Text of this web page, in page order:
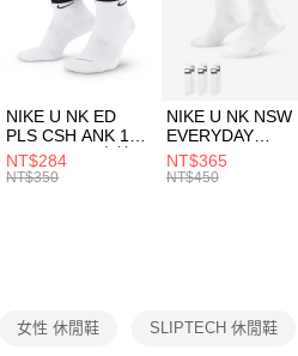
【「AFTEE先享後付」結帳流程】
１．於結帳方式選擇「AFTEE先享後付」後
付」結帳頁面，進行簡訊認證並確認金額後
２．訂單成立數日內，您將收到繳費通知簡訊
３．收到繳費通知簡訊後14天內，點擊此簡
／ATM／網路銀行／等多元方式進行付款，
※ 請注意：結帳手續完成當下不需立刻繳費
絡購買商品的店家。未經商家同意取消之訂
先享後付繳納相關費用。
１．透過由恩沛科技股份有限公司提供之「
交易，需依本服務之必要範圍內提供個人資
每筆NT$100，滿NT$1,500(含以上)免運
付款後門市自取
每筆NT$100，滿NT$1,500(含以上)免運
NIKE U NK ED
PLS CSH ANK 1P
144 DBL 男 中統
襪 DH4058104
NT$284
NT$350
NIKE U NK NSW
EVERYDAY
ESSENTIAL CR
男女 短統襪
NT$365
NT$450
女性 休閒鞋 SLIPTECH 休閒鞋